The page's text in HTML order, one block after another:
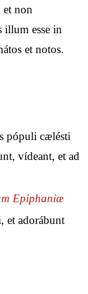
et non
illum esse in
et notos.
pópuli cælésti
vídeant, et ad
Epiphaniæ
et adorábunt